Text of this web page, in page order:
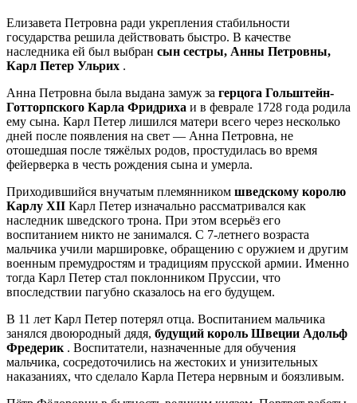
Елизавета Петровна ради укрепления стабильности
государства решила действовать быстро. В качестве
наследника ей был выбран сын сестры, Анны Петровны,
Карл Петер Ульрих .
Анна Петровна была выдана замуж за герцога Гольштейн-
Готторпского Карла Фридриха и в феврале 1728 года родила
ему сына. Карл Петер лишился матери всего через несколько
дней после появления на свет — Анна Петровна, не
отошедшая после тяжёлых родов, простудилась во время
фейерверка в честь рождения сына и умерла.
Приходившийся внучатым племянником шведскому королю
Карлу XII Карл Петер изначально рассматривался как
наследник шведского трона. При этом всерьёз его
воспитанием никто не занимался. С 7-летнего возраста
мальчика учили маршировке, обращению с оружием и другим
военным премудростям и традициям прусской армии. Именно
тогда Карл Петер стал поклонником Пруссии, что
впоследствии пагубно сказалось на его будущем.
В 11 лет Карл Петер потерял отца. Воспитанием мальчика
занялся двоюродный дядя, будущий король Швеции Адольф
Фредерик . Воспитатели, назначенные для обучения
мальчика, сосредоточились на жестоких и унизительных
наказаниях, что сделало Карла Петера нервным и боязливым.